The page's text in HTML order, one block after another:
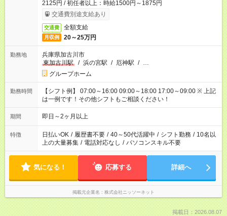
2125円 / 初任者以上：時給1500円～1875円
交通費別途支給あり
交通費 全額支給
月収例 20～25万円
勤務地
兵庫県加古川市
東加古川駅
/ 浜の宮駅 / 厄神駅 / …
グループホーム
勤務時間
【シフト例】 07:00～16:00 09:00～18:00 17:00～09:00 ※ 上記
は一例です！その他シフトもご相談ください！
期間 即日～2ヶ月以上
特徴 日払いOK / 履歴書不要 / 40～50代活躍中 / シフト勤務 / 10名以
上の大量募集 / 電話対応なし / パソコンスキル不要
気になる！ 応募する 詳細へ
掲載元企業名 株式会社ニッソーネット
掲載日：2026.08.07